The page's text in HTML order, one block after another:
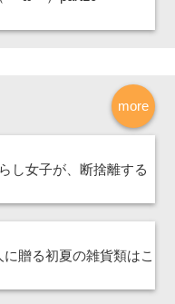
more
し女子が、断捨離する
贈る初夏の雑貨類はこ